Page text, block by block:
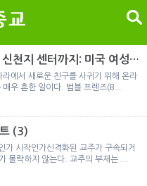
검
검색
천지 센터까지: 미국 여성이
전 과정
에서 새로운 친구를 사귀기 위해 온라
우 흔한 일이다. 범블 프렌즈(B...
(3)
가 시작인가신격화된 교주가 구속되거
몰락하지 않는다. 교주의 부재는 ...